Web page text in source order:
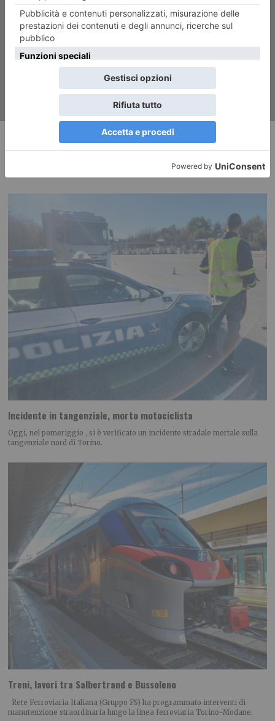
18 marzo, trattamenti di
benessere in oncologia
RECENTI:
Incidente in tangenziale, morto motociclista
Oggi, nel pomeriggio , si è verificato un incidente stradale mortale sulla
tangenziale nord di Torino.
Treni, lavori tra Salbertrand e Bussoleno
Rete Ferroviaria Italiana (Gruppo FS) ha programmato interventi di
manutenzione straordinaria lungo la linea ferroviaria Torino-Modane,